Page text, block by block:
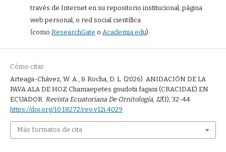
través de Internet en su repositorio institucional, página
web personal, o red social científica
(como ResearchGate o Academia.edu).
Cómo citar
Arteaga-Chávez, W. A., & Rocha, D. L. (2026). ANIDACIÓN DE LA
PAVA ALA DE HOZ Chamaepetes goudotii fagani (CRACIDAE) EN
ECUADOR. Revista Ecuatoriana De Ornitología, 12(1), 32-44.
https://doi.org/10.18272/reo.v12i.4029
Más formatos de cita